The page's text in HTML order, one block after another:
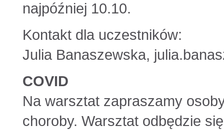
najpóźniej 10.10.
Kontakt dla uczestników:
Julia Banaszewska,
COVID
Na warsztat zapraszamy
choroby. Warsztat odbędzie